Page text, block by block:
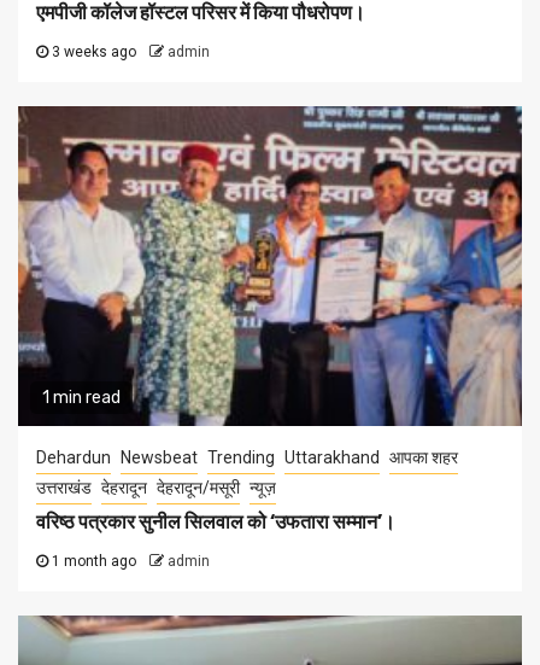
एमपीजी कॉलेज हॉस्टल परिसर में किया पौधरोपण।
3 weeks ago admin
1 min read
Dehardun Newsbeat Trending Uttarakhand
आपका शहर
उत्तराखंड देहरादून देहरादून/मसूरी न्यूज़
वरिष्ठ पत्रकार सुनील सिलवाल को ‘उफतारा सम्मान’।
1 month ago admin